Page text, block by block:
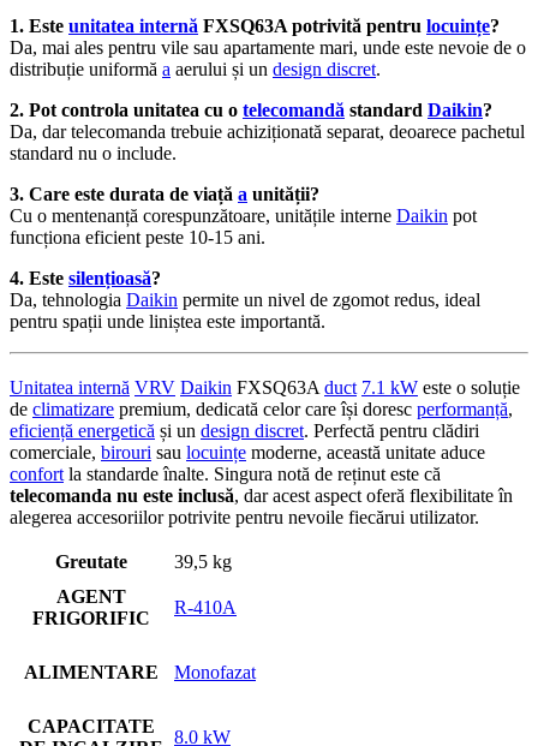
1. Este unitatea internă FXSQ63A potrivită pentru locuințe?
Da, mai ales pentru vile sau apartamente mari, unde este nevoie de o
distribuție uniformă a aerului și un design discret.
2. Pot controla unitatea cu o telecomandă standard Daikin?
Da, dar telecomanda trebuie achiziționată separat, deoarece pachetul
standard nu o include.
3. Care este durata de viață a unității?
Cu o mentenanță corespunzătoare, unitățile interne Daikin pot
funcționa eficient peste 10-15 ani.
4. Este silențioasă?
Da, tehnologia Daikin permite un nivel de zgomot redus, ideal
pentru spații unde liniștea este importantă.
Unitatea internă VRV Daikin FXSQ63Aduct 7.1 kW este o soluție
de climatizare premium, dedicată celor care își doresc performanță,
eficiență energetică și un design discret. Perfectă pentru clădiri
comerciale, birouri sau locuințe moderne, această unitate aduce
confortla standarde înalte. Singura notă de reținut este că
telecomanda nu este inclusă, dar acest aspect oferă flexibilitate în
alegerea accesoriilor potrivite pentru nevoile fiecărui utilizator.
Greutate
39,5 kg
AGENT
FRIGORIFIC
R-410A
ALIMENTARE Monofazat
CAPACITATE
8.0 kW